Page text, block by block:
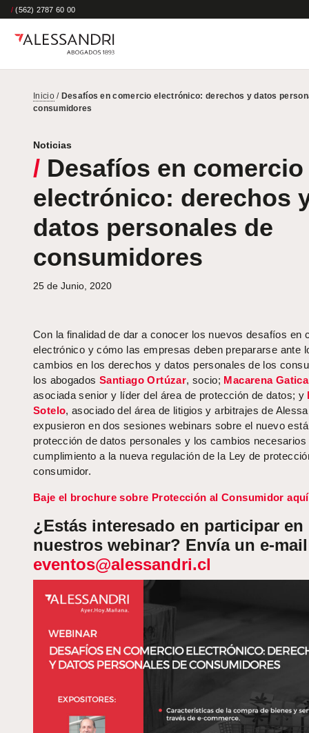
/ (562) 2787 60 00
Inicio/ Desafíos en comercio electrónico: derechos y datos
consumidores
Noticias
/ Desafíos en comercio
electrónico: derechos
datos personales de
consumidores
25 de Junio, 2020
Con la finalidad de dar a conocer los nuevos desafíos en
electrónico y cómo las empresas deben prepararse ante
cambios en los derechos y datos personales de los
los abogados Santiago Ortúzar, socio; Macarena Gatica
asociada senior y líder del área de protección de datos; y
Sotelo, asociado del área de litigios y arbitrajes de
expusieron en dos sesiones webinars sobre el nuevo
protección de datos personales y los cambios necesarios
cumplimiento a la nueva regulación de la Ley de
consumidor.
Baje el brochure sobre Protección al Consumidor aquí
¿Estás interesado en participar en
nuestros webinar? Envía un e-
eventos@alessandri.cl